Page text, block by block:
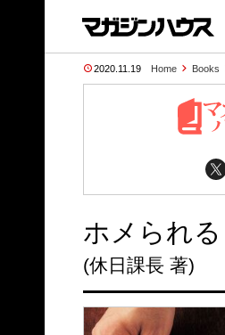
2020.11.19 Home Books
ホメられ
(休日課長 著)